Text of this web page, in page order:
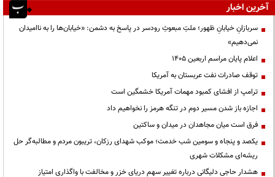
آخرین اخبار
سربازانِ خیابانِ ظهور؛ ملتِ مبعوثِ رودسر در پاسخ به دشمن: «خیابان‌ها را به ناامیدان
نمی‌دهیم»
اعلام پایان مراسم اربعین ۱۴۰۵
توقف صادرات نفت عربستان به آمریکا
ترامپ از افشای کمبود مهمات آمریکا خشمگین است
اجازه باز شدن مسیر دوم در تنگه هرمز را نخواهیم داد
فرق است میان مجاهدان در میدان و ساکتین
یکصد و پنجاه و سومین شب خدمت؛ موکب شهدای رزکان، تریبون مردم و مطالبه‌گر حل
ریشه‌ای مشکلات شهری
هشدار حاجی دلیگانی درباره تغییر سهم دریای خزر و مخالفت با واگذاری امتیاز